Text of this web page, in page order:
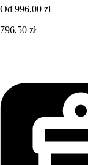
Od 996,00 zł
796,50 zł